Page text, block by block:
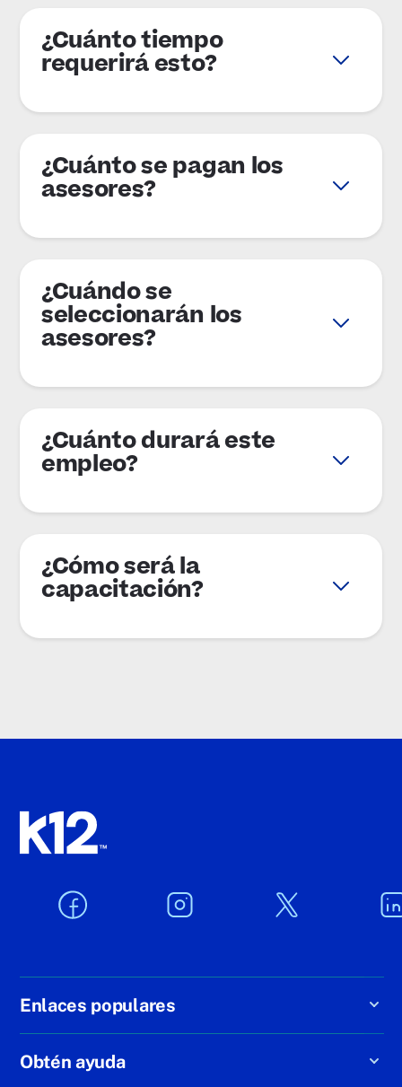
¿Cuánto tiempo
requerirá esto?
¿Cuánto se pagan los
asesores?
¿Cuándo se
seleccionarán los
asesores?
¿Cuánto durará este
empleo?
¿Cómo será la
capacitación?
Enlaces populares
Obtén ayuda